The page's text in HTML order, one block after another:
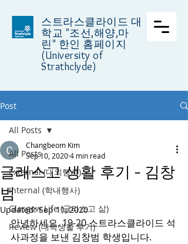
스트라스클라이드 대
학교 "조선,해양,마
린" 한인 홈페이지
(University of
Strathclyde)
Post
All Posts
External (대외행사)
Internal (학내행사)
Glasgow Life (글라스고 삶)
Review (대학생활 후기)
All Posts
글래스고 생활 후기 - 김창
범
Changbeom Kim
Sep 10, 20204 min read
Updated:Sep 11, 2020
안녕하세요. 19-20 스트라스클라이드 석
사과정을 보낸 김창범 학생입니다.